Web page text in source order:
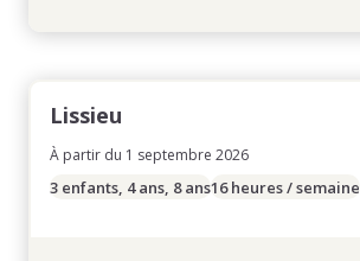
Lissieu
À partir du 1 septembre 2026
3 enfants, 4 ans, 8 ans16 heures / semaine